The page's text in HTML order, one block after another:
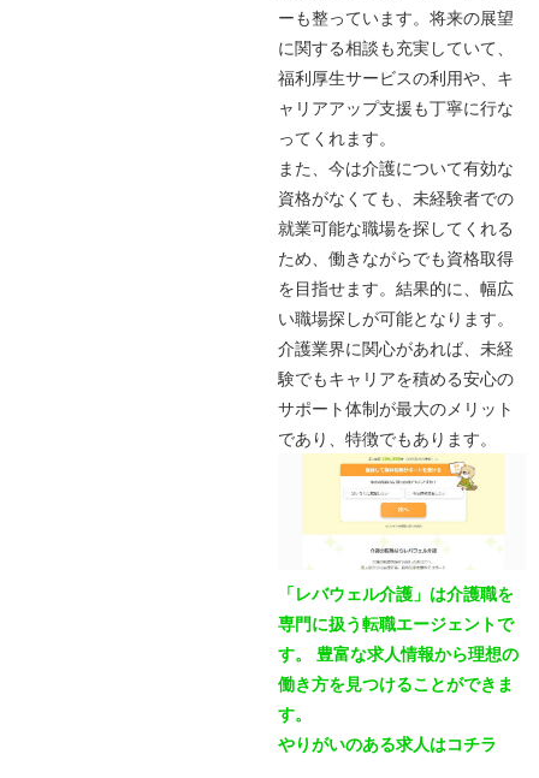
ーも整っています。将来の展望
に関する相談も充実していて、
福利厚生サービスの利用や、キ
ャリアアップ支援も丁寧に行な
ってくれます。
また、今は介護について有効な
資格がなくても、未経験者での
就業可能な職場を探してくれる
ため、働きながらでも資格取得
を目指せます。結果的に、幅広
い職場探しが可能となります。
介護業界に関心があれば、未経
験でもキャリアを積める安心の
サポート体制が最大のメリット
であり、特徴でもあります。
「レバウェル介護」は介護職を
専門に扱う転職エージェントで
す。 豊富な求人情報から理想の
働き方を見つけることができま
す。
やりがいのある求人はコチラ